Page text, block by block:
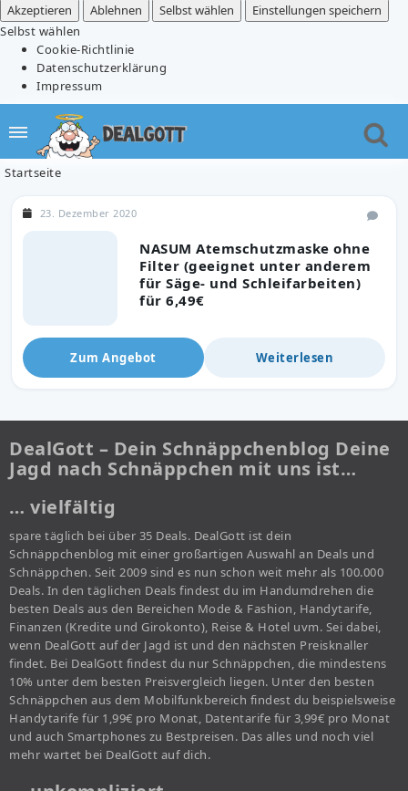
Akzeptieren
Ablehnen Selbst wählen
Einstellungen speichern
Selbst wählen
Cookie-Richtlinie
Datenschutzerklärung
Impressum
Startseite
NASUM Atemschutzmaske ohne
Filter (geeignet unter anderem
für Säge- und Schleifarbeiten)
für 6,49€
23. Dezember 2020
Zum Angebot Weiterlesen
DealGott – Dein Schnäppchenblog Deine
Jagd nach Schnäppchen mit uns ist…
… vielfältig
spare täglich bei über 35 Deals. DealGott ist dein
Schnäppchenblog mit einer großartigen Auswahl an Deals und
Schnäppchen. Seit 2009 sind es nun schon weit mehr als 100.000
Deals. In den täglichen Deals findest du im Handumdrehen die
besten Deals aus den Bereichen Mode & Fashion, Handytarife,
Finanzen (Kredite und Girokonto), Reise & Hotel uvm. Sei dabei,
wenn DealGott auf der Jagd ist und den nächsten Preisknaller
findet. Bei DealGott findest du nur Schnäppchen, die mindestens
10% unter dem besten Preisvergleich liegen. Unter den besten
Schnäppchen aus dem Mobilfunkbereich findest du beispielsweise
Handytarife für 1,99€ pro Monat, Datentarife für 3,99€ pro Monat
und auch Smartphones zu Bestpreisen. Das alles und noch viel
mehr wartet bei DealGott auf dich.